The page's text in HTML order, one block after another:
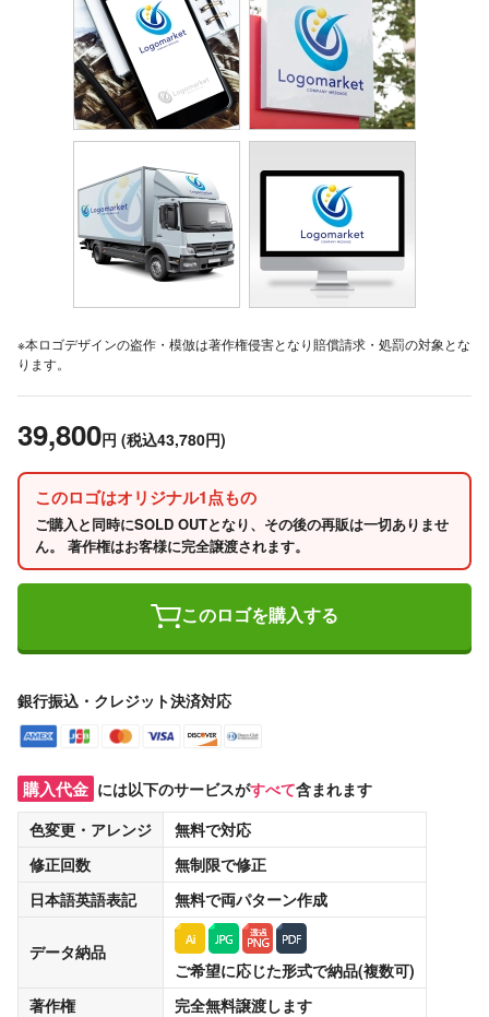
※本ロゴデザインの盗作・模倣は著作権侵害となり賠償請求・処罰の対象とな
ります。
39,800円 (税込43,780円)
このロゴはオリジナル1点もの
ご購入と同時にSOLD OUTとなり、その後の再販は一切ありませ
ん。 著作権はお客様に完全譲渡されます。
このロゴを購入する
銀行振込・クレジット決済対応
購入代金 には以下のサービスがすべて含まれます
色変更・アレンジ
無料で対応
修正回数
無制限で修正
日本語英語表記
無料で両パターン作成
データ納品
ご希望に応じた形式で納品(複数可)
著作権
完全無料譲渡します